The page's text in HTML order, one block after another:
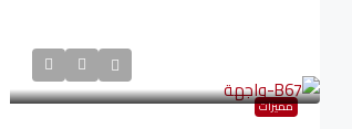
مميزات